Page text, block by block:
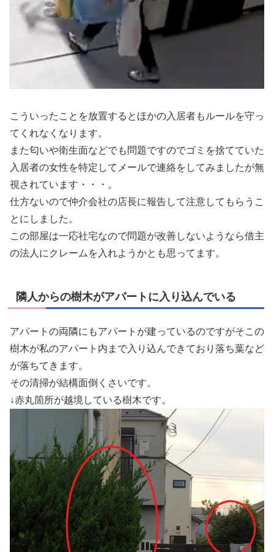
こういったことを放置するとほかの入居者もルールを守っ
てくれなくなります。
また匂いや衛生面などでも問題ですのでゴミを捨てていた
入居者の女性を特定してメールで連絡をしてみましたが無
視されています・・・。
仕方ないので仲介会社の店長に報告して注意してもらうこ
とにしました。
この部屋は一応社宅なので問題が改善しないようなら借主
の法人にクレームを入れようかとも思ってます。
隣人からの樹木がアパートに入り込んでいる
アパートの両隣にもアパートが建っているのですがそこの
樹木が私のアパート内まで入り込んできており落ち葉など
が落ちてきます。
その清掃が結構面倒くさいです。
↓赤丸箇所が越境している樹木です。